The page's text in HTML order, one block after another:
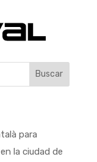
Buscar
para
la ciudad de